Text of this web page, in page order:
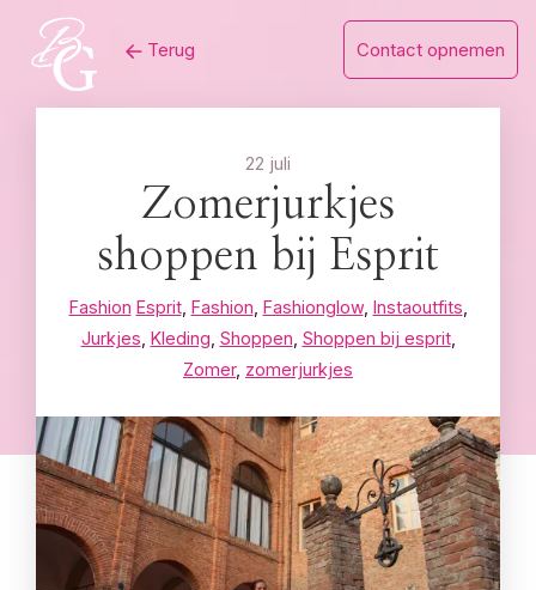
content
Terug Contact opnemen
22 juli
Zomerjurkjes
shoppen bij Esprit
Fashion Esprit, Fashion Fashionglow, Instaoutfits
Jurkjes Kleding Shoppen Shoppen bij esprit,
Zomer, zomerjurkjes